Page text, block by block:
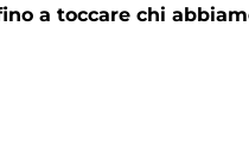
a toccare chi